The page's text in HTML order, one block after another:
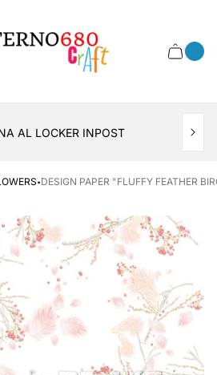
del
negozio
Cassetto
AL LOCKER INPOST
·DESIGN PAPER "FLUFFY FEATHER